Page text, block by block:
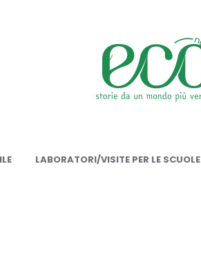
LABORATORI/VISITE PER LE SCUOLE